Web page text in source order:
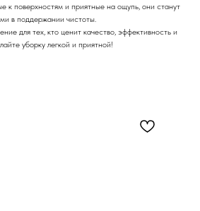
к поверхностям и приятные на ощупь, они станут
в поддержании чистоты.
для тех, кто ценит качество, эффективность и
уборку легкой и приятной!